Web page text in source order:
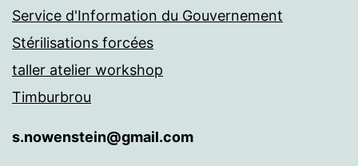
Service d'Information du Gouvernement
Stérilisations forcées
taller atelier workshop
Timburbrou
s.nowenstein@gmail.com